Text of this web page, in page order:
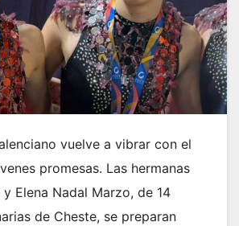
vuelve a vibrar con el
promesas. Las hermanas
y Elena Nadal Marzo, de 14
de Cheste, se preparan